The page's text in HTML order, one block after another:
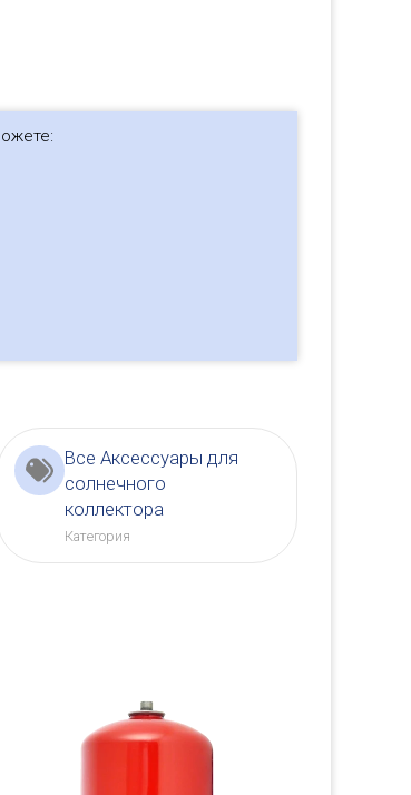
Все Аксессуары для
солнечного
коллектора
Категория